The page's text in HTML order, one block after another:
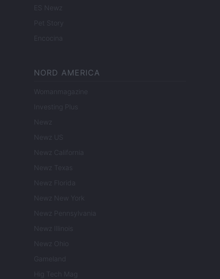
ES Newz
Pet Story
Encocina
NORD AMERICA
Womanmagazine
Investing Plus
Newz
Newz US
Newz California
Newz Texas
Newz Florida
Newz New York
Newz Pennsylvania
Newz Illinois
Newz Ohio
Gameland
Hig Tech Mag